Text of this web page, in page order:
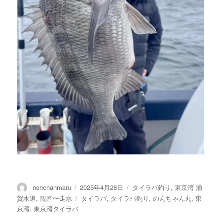
投
稿
者
nonchanmaru
投
稿
2025年4月28日
カ
テ
タイラバ釣り ,東京湾 浦
賀水道,観音〜走水
タ
タイラバ, タイラバ釣り ,のんちゃん丸,東
京湾,東京湾タイラバ